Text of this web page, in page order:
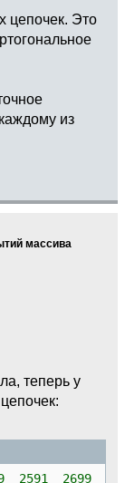
цепочек. Это
из
массива
теперь у
2591 2699